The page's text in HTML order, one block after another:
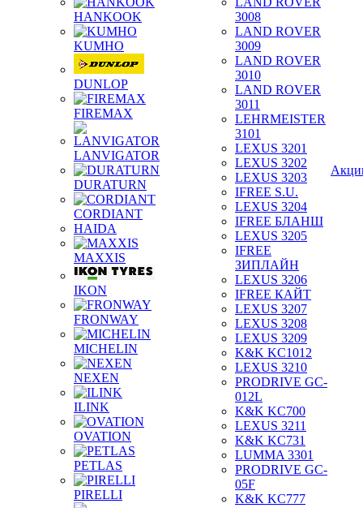
HANKOOK
KUMHO
DUNLOP
FIREMAX
LANVIGATOR
DURATURN
CORDIANT
HAIDA
MAXXIS
IKON
FRONWAY
MICHELIN
NEXEN
ILINK
OVATION
PETLAS
PIRELLI
3008
LAND ROVER
3009
LAND ROVER
3010
LAND ROVER
3011
LEHRMEISTER
3101
LEXUS 3201
LEXUS 3202
LEXUS 3203
IFREE S.U.
LEXUS 3204
IFREE БЛАНШ
LEXUS 3205
IFREE
ЗИПЛАЙН
LEXUS 3206
IFREE КАЙТ
LEXUS 3207
LEXUS 3208
LEXUS 3209
K&K KC1012
LEXUS 3210
PRODRIVE GC-
012L
K&K KC700
LEXUS 3211
K&K KC731
LUMMA 3301
PRODRIVE GC-
05F
K&K KC777